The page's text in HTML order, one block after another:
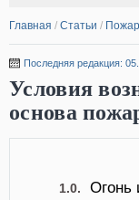
Главная / Статьи /
Последняя редакция:
Условия
основа
1.0. Огонь